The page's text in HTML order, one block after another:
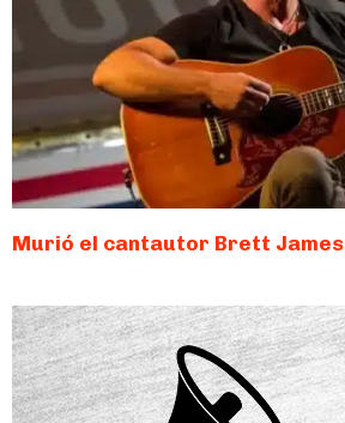
Murió el cantautor Brett James